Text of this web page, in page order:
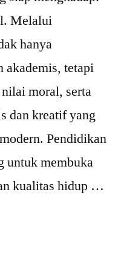
Melalui
hanya
akademis, tetapi
moral, serta
dan kreatif yang
Pendidikan
untuk membuka
kualitas hidup …